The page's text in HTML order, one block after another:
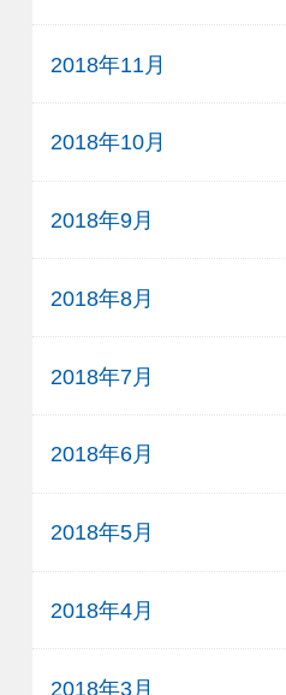
2018年11月
2018年10月
2018年9月
2018年8月
2018年7月
2018年6月
2018年5月
2018年4月
2018年3月